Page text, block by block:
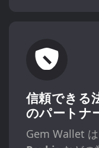
信頼できる
のパートナ
Gem Wallet は